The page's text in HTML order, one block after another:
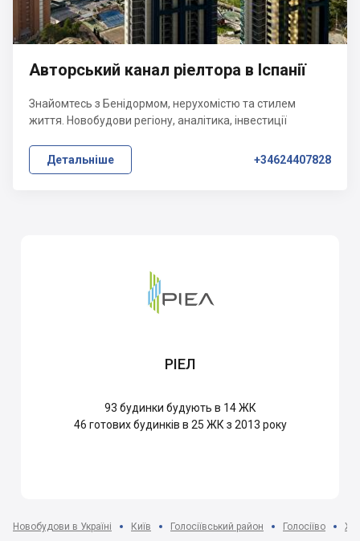
Авторський канал ріелтора в Іспанії
Знайомтесь з Бенідормом, нерухомістю та стилем
життя. Новобудови регіону, аналітика, інвестиції
Детальніше +34624407828
РІЕЛ
93 будинки будують в 14 ЖК
46 готових будинків в 25 ЖК з 2013 року
Новобудови в Україні Київ Голосіївський район Голосіїво ЖК